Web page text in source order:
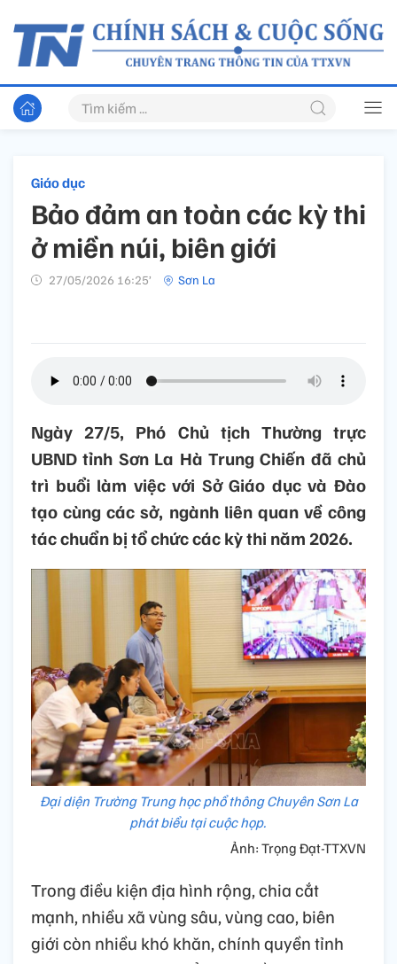
Giáo dục
Bảo đảm an toàn các kỳ thi
ở miền núi, biên giới
27/05/2026 16:25’ Sơn La
Ngày 27/5, Phó Chủ tịch Thường trực
UBND tỉnh Sơn La Hà Trung Chiến đã chủ
trì buổi làm việc với Sở Giáo dục và Đào
tạo cùng các sở, ngành liên quan về công
tác chuẩn bị tổ chức các kỳ thi năm 2026.
Đại diện Trường Trung học phổ thông Chuyên Sơn La
phát biểu tại cuộc họp.
Ảnh: Trọng Đạt-TTXVN
Trong điều kiện địa hình rộng, chia cắt
mạnh, nhiều xã vùng sâu, vùng cao, biên
giới còn nhiều khó khăn, chính quyền tỉnh